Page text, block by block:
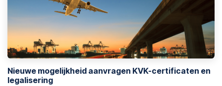
Nieuwe mogelijkheid aanvragen KVK-certificaten en
legalisering